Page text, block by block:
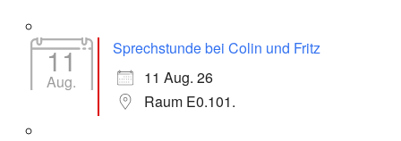
11
Aug.
Sprechstunde bei Colin und Fritz
11 Aug. 26
Raum E0.101.